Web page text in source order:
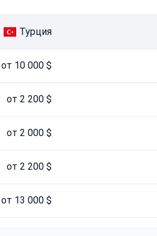
Турция
от 10 000 $
от 2 200 $
от 2 000 $
от 2 200 $
от 13 000 $